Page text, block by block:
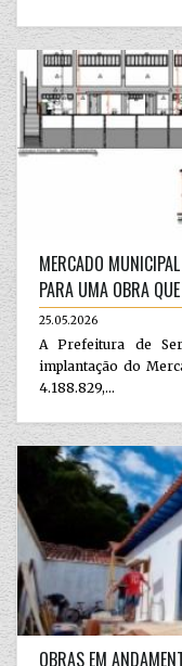
MERCADO
PARA UMA OBRA
25.05.2026
A Prefeitura de
implantação do
4.188.829,...
OBRAS EM